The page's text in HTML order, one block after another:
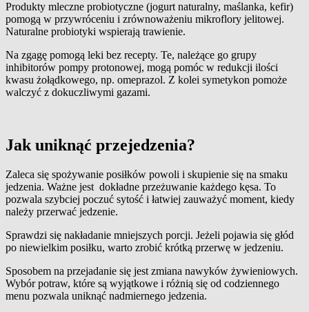
Produkty mleczne probiotyczne (jogurt naturalny, maślanka, kefir)
pomogą w przywróceniu i zrównoważeniu mikroflory jelitowej.
Naturalne probiotyki wspierają trawienie.
Na zgagę pomogą leki bez recepty. Te, należące go grupy
inhibitorów pompy protonowej, mogą pomóc w redukcji ilości
kwasu żołądkowego, np. omeprazol. Z kolei symetykon pomoże
walczyć z dokuczliwymi gazami.
Jak uniknąć przejedzenia?
Zaleca się spożywanie posiłków powoli i skupienie się na smaku
jedzenia. Ważne jest dokładne przeżuwanie każdego kęsa. To
pozwala szybciej poczuć sytość i łatwiej zauważyć moment, kiedy
należy przerwać jedzenie.
Sprawdzi się nakładanie mniejszych porcji. Jeżeli pojawia się głód
po niewielkim posiłku, warto zrobić krótką przerwę w jedzeniu.
Sposobem na przejadanie się jest zmiana nawyków żywieniowych.
Wybór potraw, które są wyjątkowe i różnią się od codziennego
menu pozwala uniknąć nadmiernego jedzenia.